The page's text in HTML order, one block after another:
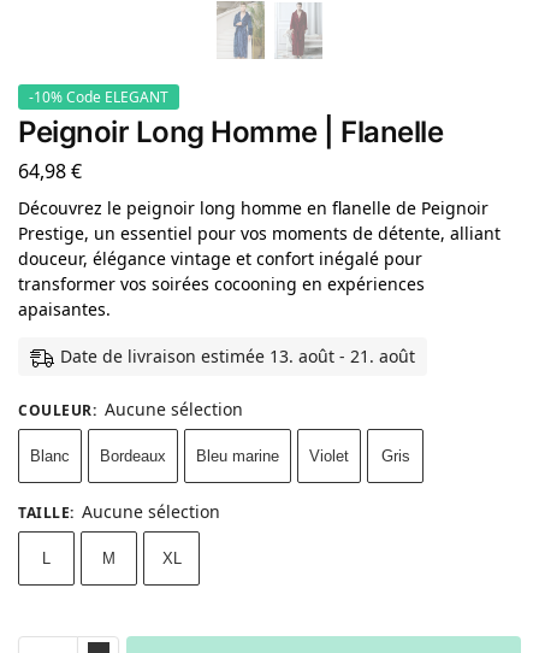
-10% Code ELEGANT
Peignoir Long Homme | Flanelle
64,98€
Découvrez le peignoir long homme en flanelle de Peignoir
Prestige, un essentiel pour vos moments de détente, alliant
douceur, élégance vintage et confort inégalé pour
transformer vos soirées cocooning en expériences
apaisantes.
Date de livraison estimée 13. août - 21. août
COULEUR: Aucune sélection
Blanc Bordeaux Bleu marine Violet Gris
TAILLE: Aucune sélection
L M XL